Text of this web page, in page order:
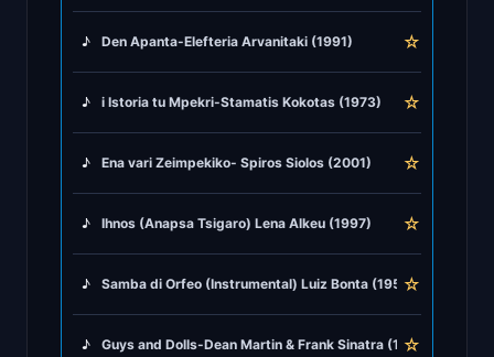
♪ Den Apanta-Elefteria Arvanitaki (1991) ☆
♪ i Istoria tu Mpekri-Stamatis Kokotas (1973) ☆
♪ Ena vari Zeimpekiko- Spiros Siolos (2001) ☆
♪ Ihnos (Anapsa Tsigaro) Lena Alkeu (1997) ☆
♪ Samba di Orfeo (Instrumental) Luiz Bonta (1959)
☆
♪ Guys and Dolls-Dean Martin & Frank Sinatra (1950)
☆
♪ Rock Music
♪ Tango, Bolero & Polka